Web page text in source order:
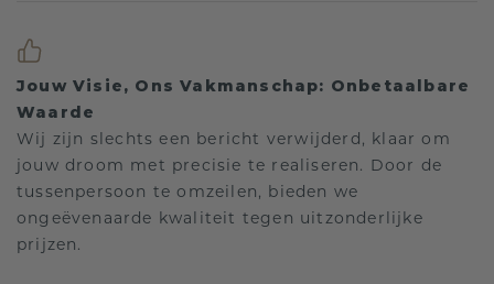
Jouw Visie, Ons Vakmanschap: Onbetaalbare
Waarde
Wij zijn slechts een bericht verwijderd, klaar om
jouw droom met precisie te realiseren. Door de
tussenpersoon te omzeilen, bieden we
ongeëvenaarde kwaliteit tegen uitzonderlijke
prijzen.